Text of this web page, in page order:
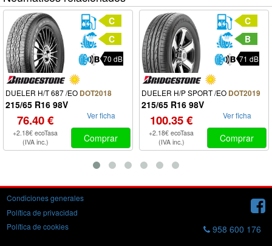
C
C
70 dB
DUELER H/T 687 /EO DOT2018
215/65 R16 98V
76.40 €
+2.18€ ecoTasa
(IVA inc.)
Ver ficha
Comprar
C
B
71 dB
DUELER H/P SPORT /EO DOT2019
215/65 R16 98V
100.35 €
+2.18€ ecoTasa
(IVA inc.)
Ver ficha
Comprar
Condiciones generales
Política de privacidad
Política de cookies
958 600 176